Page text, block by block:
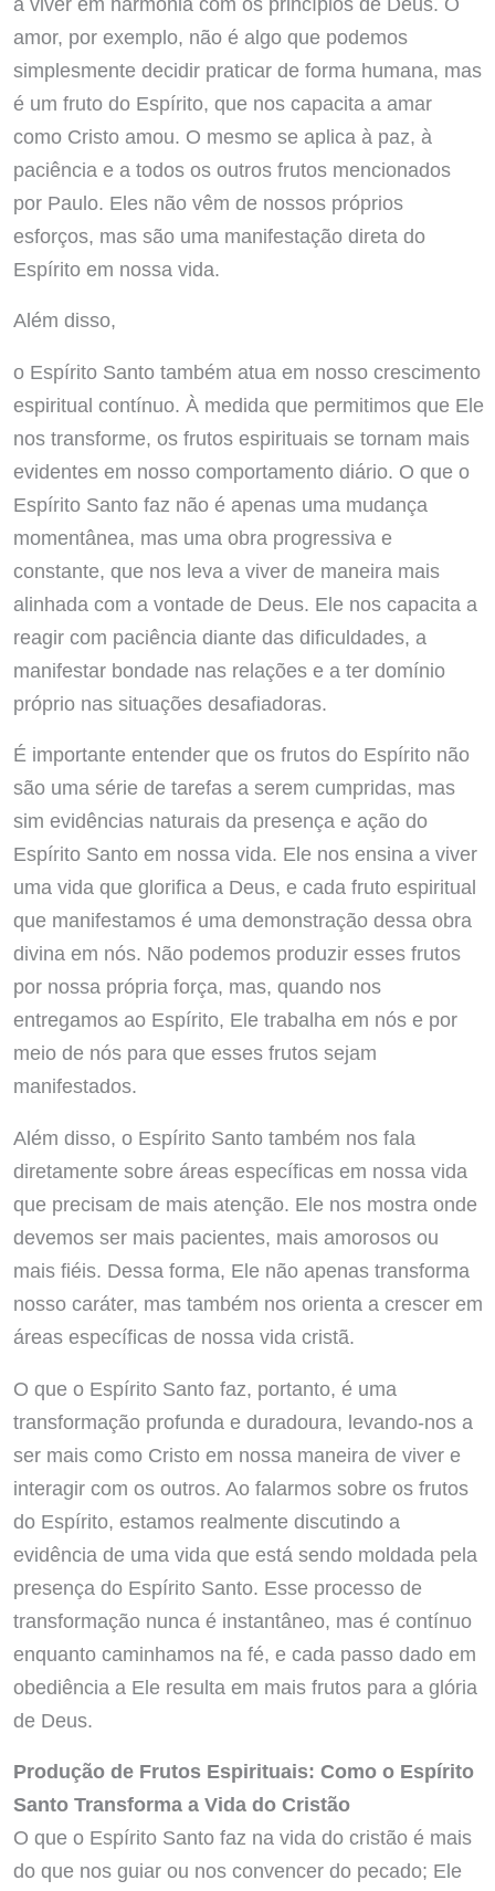
amor, por exemplo, não é algo que podemos
simplesmente decidir praticar de forma humana, mas
é um fruto do Espírito, que nos capacita a amar
como Cristo amou. O mesmo se aplica à paz, à
paciência e a todos os outros frutos mencionados
por Paulo. Eles não vêm de nossos próprios
esforços, mas são uma manifestação direta do
Espírito em nossa vida.
Além disso,
o Espírito Santo também atua em nosso crescimento
espiritual contínuo. À medida que permitimos que Ele
nos transforme, os frutos espirituais se tornam mais
evidentes em nosso comportamento diário. O que o
Espírito Santo faz não é apenas uma mudança
momentânea, mas uma obra progressiva e
constante, que nos leva a viver de maneira mais
alinhada com a vontade de Deus. Ele nos capacita a
reagir com paciência diante das dificuldades, a
manifestar bondade nas relações e a ter domínio
próprio nas situações desafiadoras.
É importante entender que os frutos do Espírito não
são uma série de tarefas a serem cumpridas, mas
sim evidências naturais da presença e ação do
Espírito Santo em nossa vida. Ele nos ensina a viver
uma vida que glorifica a Deus, e cada fruto espiritual
que manifestamos é uma demonstração dessa obra
divina em nós. Não podemos produzir esses frutos
por nossa própria força, mas, quando nos
entregamos ao Espírito, Ele trabalha em nós e por
meio de nós para que esses frutos sejam
manifestados.
Além disso, o Espírito Santo também nos fala
diretamente sobre áreas específicas em nossa vida
que precisam de mais atenção. Ele nos mostra onde
devemos ser mais pacientes, mais amorosos ou
mais fiéis. Dessa forma, Ele não apenas transforma
nosso caráter, mas também nos orienta a crescer em
áreas específicas de nossa vida cristã.
O que o Espírito Santo faz, portanto, é uma
transformação profunda e duradoura, levando-nos a
ser mais como Cristo em nossa maneira de viver e
interagir com os outros. Ao falarmos sobre os frutos
do Espírito, estamos realmente discutindo a
evidência de uma vida que está sendo moldada pela
presença do Espírito Santo. Esse processo de
transformação nunca é instantâneo, mas é contínuo
enquanto caminhamos na fé, e cada passo dado em
obediência a Ele resulta em mais frutos para a glória
de Deus.
Produção de Frutos Espirituais: Como o Espírito
Santo Transforma a Vida do Cristão
O que o Espírito Santo faz na vida do cristão é mais
do que nos guiar ou nos convencer do pecado; Ele